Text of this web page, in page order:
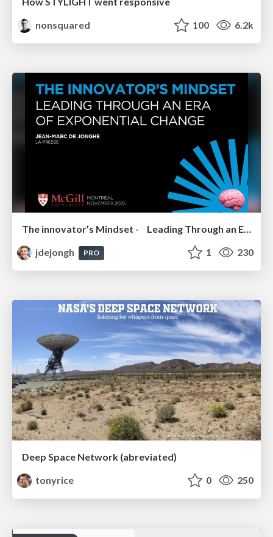
nonsquared
100 6.2k
The innovator’s Mindset - Leading Through an Era of Exponential Change - McGill University 2025
jdejongh
PRO 1 230
Deep Space Network (abreviated)
tonyrice
0 250